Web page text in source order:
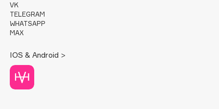
DARLING*
Darphin
Davines
Dior
Divage
VK
TELEGRAM
WHATSAPP
MAX
IOS & Android >